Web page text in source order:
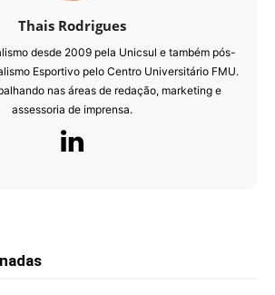
Thais Rodrigues
desde 2009 pela Unicsul e também pós-
Esportivo pelo Centro Universitário FMU.
nas áreas de redação, marketing e
assessoria de imprensa.